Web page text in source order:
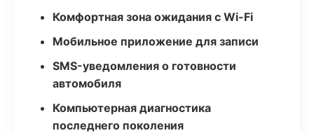
Комфортная зона ожидания с Wi-Fi
Мобильное приложение для записи
SMS-уведомления о готовности
автомобиля
Компьютерная диагностика
последнего поколения